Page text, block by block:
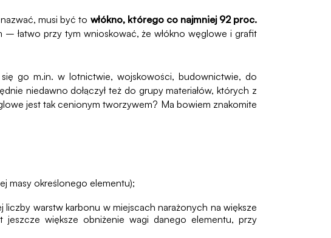
musi być to włókno, którego co najmniej 92 proc.
łatwo przy tym wnioskować, że włókno węglowe i grafit
go m.in. w lotnictwie, wojskowości, budownictwie, do
niedawno dołączył też do grupy materiałów, których z
jest tak cenionym tworzywem? Ma bowiem znakomite
masy określonego elementu);
warstw karbonu w miejscach narażonych na większe
większe obniżenie wagi danego elementu, przy